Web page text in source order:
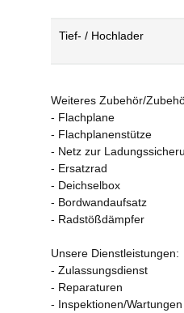
Tief- / Hochlader
Weiteres Zubehör/
- Flachplane
- Flachplanenstütze
- Netz zur
- Ersatzrad
- Deichselbox
- Bordwandaufsatz
- Radstößdämpfer
Unsere Dienstleistungen:
- Zulassungsdienst
- Reparaturen
- Inspektionen/Wartungen